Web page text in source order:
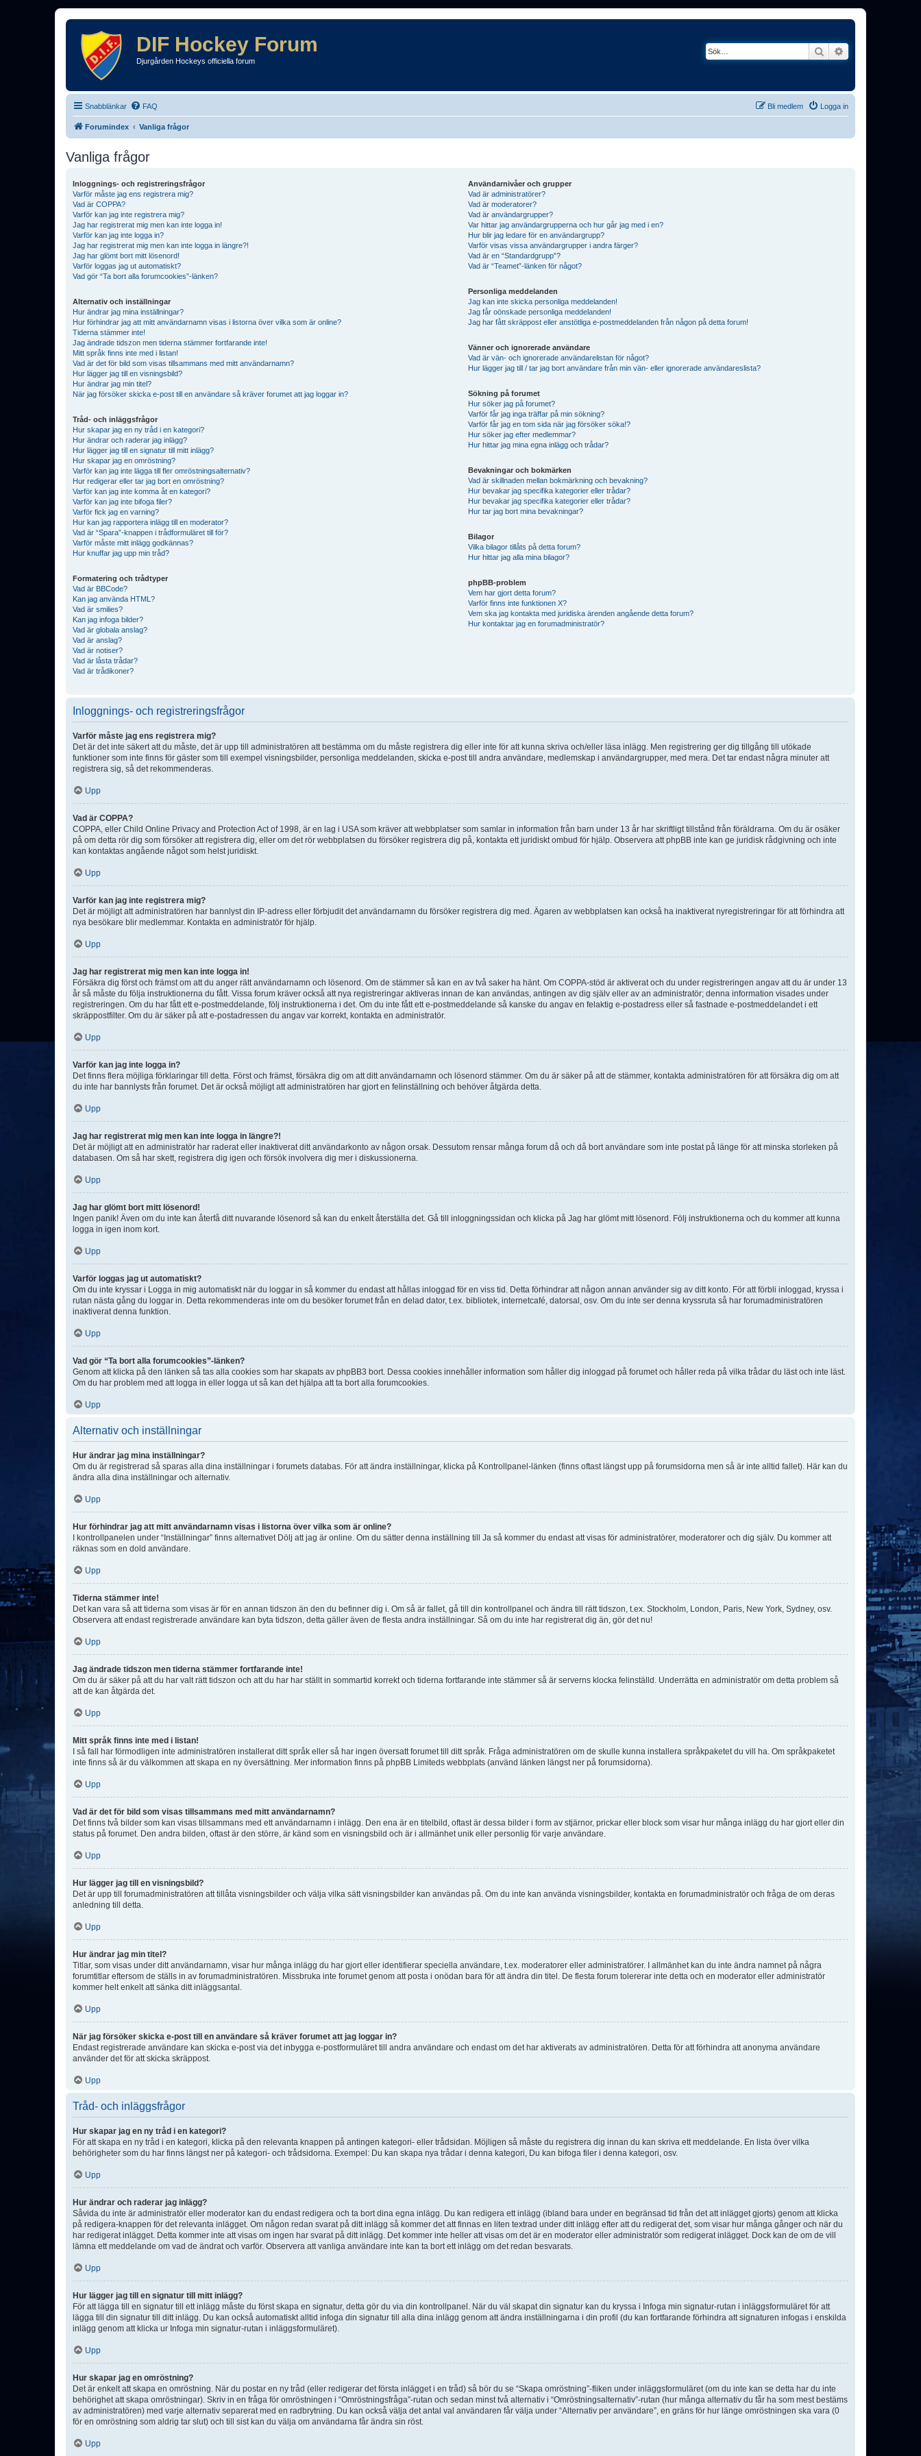
DIF Hockey Forum
Djurgården Hockeys officiella forum
Sök
Snabblänkar FAQ Logga in
Bli medlem
Forumindex Vanliga frågor
Vanliga frågor
Inloggnings- och registreringsfrågor
Varför måste jag ens registrera mig?
Vad är COPPA?
Varför kan jag inte registrera mig?
Jag har registrerat mig men kan inte logga in!
Varför kan jag inte logga in?
Jag har registrerat mig men kan inte logga in längre?!
Jag har glömt bort mitt lösenord!
Varför loggas jag ut automatiskt?
Vad gör “Ta bort alla forumcookies”-länken?
Alternativ och inställningar
Hur ändrar jag mina inställningar?
Hur förhindrar jag att mitt användarnamn visas i listorna över vilka som är online?
Tiderna stämmer inte!
Jag ändrade tidszon men tiderna stämmer fortfarande inte!
Mitt språk finns inte med i listan!
Vad är det för bild som visas tillsammans med mitt användarnamn?
Hur lägger jag till en visningsbild?
Hur ändrar jag min titel?
När jag försöker skicka e-post till en användare så kräver forumet att jag loggar in?
Tråd- och inläggsfrågor
Hur skapar jag en ny tråd i en kategori?
Hur ändrar och raderar jag inlägg?
Hur lägger jag till en signatur till mitt inlägg?
Hur skapar jag en omröstning?
Varför kan jag inte lägga till fler omröstningsalternativ?
Hur redigerar eller tar jag bort en omröstning?
Varför kan jag inte komma åt en kategori?
Varför kan jag inte bifoga filer?
Varför fick jag en varning?
Hur kan jag rapportera inlägg till en moderator?
Vad är “Spara”-knappen i trådformuläret till för?
Varför måste mitt inlägg godkännas?
Hur knuffar jag upp min tråd?
Formatering och trådtyper
Vad är BBCode?
Kan jag använda HTML?
Vad är smilies?
Kan jag infoga bilder?
Vad är globala anslag?
Vad är anslag?
Vad är notiser?
Vad är låsta trådar?
Vad är trådikoner?
Användarnivåer och grupper
Vad är administratörer?
Vad är moderatorer?
Vad är användargrupper?
Var hittar jag användargrupperna och hur går jag med i en?
Hur blir jag ledare för en användargrupp?
Varför visas vissa användargrupper i andra färger?
Vad är en “Standardgrupp”?
Vad är “Teamet”-länken för något?
Personliga meddelanden
Jag kan inte skicka personliga meddelanden!
Jag får oönskade personliga meddelanden!
Jag har fått skräppost eller anstötliga e-postmeddelanden från någon på detta forum!
Vänner och ignorerade användare
Vad är vän- och ignorerade användarelistan för något?
Hur lägger jag till / tar jag bort användare från min vän- eller ignorerade användareslista?
Sökning på forumet
Hur söker jag på forumet?
Varför får jag inga träffar på min sökning?
Varför får jag en tom sida när jag försöker söka!?
Hur söker jag efter medlemmar?
Hur hittar jag mina egna inlägg och trådar?
Bevakningar och bokmärken
Vad är skillnaden mellan bokmärkning och bevakning?
Hur bevakar jag specifika kategorier eller trådar?
Hur bevakar jag specifika kategorier eller trådar?
Hur tar jag bort mina bevakningar?
Bilagor
Vilka bilagor tillåts på detta forum?
Hur hittar jag alla mina bilagor?
phpBB-problem
Vem har gjort detta forum?
Varför finns inte funktionen X?
Vem ska jag kontakta med juridiska ärenden angående detta forum?
Hur kontaktar jag en forumadministratör?
Inloggnings- och registreringsfrågor
Varför måste jag ens registrera mig?
Det är det inte säkert att du måste, det är upp till administratören att bestämma om du måste registrera dig eller inte för att kunna skriva och/eller läsa inlägg. Men registrering ger dig tillgång till utökade
funktioner som inte finns för gäster som till exempel visningsbilder, personliga meddelanden, skicka e-post till andra användare, medlemskap i användargrupper, med mera. Det tar endast några minuter att
registrera sig, så det rekommenderas.
Upp
Vad är COPPA?
COPPA, eller Child Online Privacy and Protection Act of 1998, är en lag i USA som kräver att webbplatser som samlar in information från barn under 13 år har skriftligt tillstånd från föräldrarna. Om du är osäker
på om detta rör dig som försöker att registrera dig, eller om det rör webbplatsen du försöker registrera dig på, kontakta ett juridiskt ombud för hjälp. Observera att phpBB inte kan ge juridisk rådgivning och inte
kan kontaktas angående något som helst juridiskt.
Upp
Varför kan jag inte registrera mig?
Det är möjligt att administratören har bannlyst din IP-adress eller förbjudit det användarnamn du försöker registrera dig med. Ägaren av webbplatsen kan också ha inaktiverat nyregistreringar för att förhindra att
nya besökare blir medlemmar. Kontakta en administratör för hjälp.
Upp
Jag har registrerat mig men kan inte logga in!
Försäkra dig först och främst om att du anger rätt användarnamn och lösenord. Om de stämmer så kan en av två saker ha hänt. Om COPPA-stöd är aktiverat och du under registreringen angav att du är under 13
år så måste du följa instruktionerna du fått. Vissa forum kräver också att nya registreringar aktiveras innan de kan användas, antingen av dig själv eller av an administratör; denna information visades under
registreringen. Om du har fått ett e-postmeddelande, följ instruktionerna i det. Om du inte fått ett e-postmeddelande så kanske du angav en felaktig e-postadress eller så fastnade e-postmeddelandet i ett
skräppostfilter. Om du är säker på att e-postadressen du angav var korrekt, kontakta en administratör.
Upp
Varför kan jag inte logga in?
Det finns flera möjliga förklaringar till detta. Först och främst, försäkra dig om att ditt användarnamn och lösenord stämmer. Om du är säker på att de stämmer, kontakta administratören för att försäkra dig om att
du inte har bannlysts från forumet. Det är också möjligt att administratören har gjort en felinställning och behöver åtgärda detta.
Upp
Jag har registrerat mig men kan inte logga in längre?!
Det är möjligt att en administratör har raderat eller inaktiverat ditt användarkonto av någon orsak. Dessutom rensar många forum då och då bort användare som inte postat på länge för att minska storleken på
databasen. Om så har skett, registrera dig igen och försök involvera dig mer i diskussionerna.
Upp
Jag har glömt bort mitt lösenord!
Ingen panik! Även om du inte kan återfå ditt nuvarande lösenord så kan du enkelt återställa det. Gå till inloggningssidan och klicka på Jag har glömt mitt lösenord. Följ instruktionerna och du kommer att kunna
logga in igen inom kort.
Upp
Varför loggas jag ut automatiskt?
Om du inte kryssar i Logga in mig automatiskt när du loggar in så kommer du endast att hållas inloggad för en viss tid. Detta förhindrar att någon annan använder sig av ditt konto. För att förbli inloggad, kryssa i
rutan nästa gång du loggar in. Detta rekommenderas inte om du besöker forumet från en delad dator, t.ex. bibliotek, internetcafé, datorsal, osv. Om du inte ser denna kryssruta så har forumadministratören
inaktiverat denna funktion.
Upp
Vad gör “Ta bort alla forumcookies”-länken?
Genom att klicka på den länken så tas alla cookies som har skapats av phpBB3 bort. Dessa cookies innehåller information som håller dig inloggad på forumet och håller reda på vilka trådar du läst och inte läst.
Om du har problem med att logga in eller logga ut så kan det hjälpa att ta bort alla forumcookies.
Upp
Alternativ och inställningar
Hur ändrar jag mina inställningar?
Om du är registrerad så sparas alla dina inställningar i forumets databas. För att ändra inställningar, klicka på Kontrollpanel-länken (finns oftast längst upp på forumsidorna men så är inte alltid fallet). Här kan du
ändra alla dina inställningar och alternativ.
Upp
Hur förhindrar jag att mitt användarnamn visas i listorna över vilka som är online?
I kontrollpanelen under “Inställningar” finns alternativet Dölj att jag är online. Om du sätter denna inställning till Ja så kommer du endast att visas för administratörer, moderatorer och dig själv. Du kommer att
räknas som en dold användare.
Upp
Tiderna stämmer inte!
Det kan vara så att tiderna som visas är för en annan tidszon än den du befinner dig i. Om så är fallet, gå till din kontrollpanel och ändra till rätt tidszon, t.ex. Stockholm, London, Paris, New York, Sydney, osv.
Observera att endast registrerade användare kan byta tidszon, detta gäller även de flesta andra inställningar. Så om du inte har registrerat dig än, gör det nu!
Upp
Jag ändrade tidszon men tiderna stämmer fortfarande inte!
Om du är säker på att du har valt rätt tidszon och att du har har ställt in sommartid korrekt och tiderna fortfarande inte stämmer så är serverns klocka felinställd. Underrätta en administratör om detta problem så
att de kan åtgärda det.
Upp
Mitt språk finns inte med i listan!
I så fall har förmodligen inte administratören installerat ditt språk eller så har ingen översatt forumet till ditt språk. Fråga administratören om de skulle kunna installera språkpaketet du vill ha. Om språkpaketet
inte finns så är du välkommen att skapa en ny översättning. Mer information finns på phpBB Limiteds webbplats (använd länken längst ner på forumsidorna).
Upp
Vad är det för bild som visas tillsammans med mitt användarnamn?
Det finns två bilder som kan visas tillsammans med ett användarnamn i inlägg. Den ena är en titelbild, oftast är dessa bilder i form av stjärnor, prickar eller block som visar hur många inlägg du har gjort eller din
status på forumet. Den andra bilden, oftast är den större, är känd som en visningsbild och är i allmänhet unik eller personlig för varje användare.
Upp
Hur lägger jag till en visningsbild?
Det är upp till forumadministratören att tillåta visningsbilder och välja vilka sätt visningsbilder kan användas på. Om du inte kan använda visningsbilder, kontakta en forumadministratör och fråga de om deras
anledning till detta.
Upp
Hur ändrar jag min titel?
Titlar, som visas under ditt användarnamn, visar hur många inlägg du har gjort eller identifierar speciella användare, t.ex. moderatorer eller administratörer. I allmänhet kan du inte ändra namnet på några
forumtitlar eftersom de ställs in av forumadministratören. Missbruka inte forumet genom att posta i onödan bara för att ändra din titel. De flesta forum tolererar inte detta och en moderator eller administratör
kommer helt enkelt att sänka ditt inläggsantal.
Upp
När jag försöker skicka e-post till en användare så kräver forumet att jag loggar in?
Endast registrerade användare kan skicka e-post via det inbygga e-postformuläret till andra användare och endast om det har aktiverats av administratören. Detta för att förhindra att anonyma användare
använder det för att skicka skräppost.
Upp
Tråd- och inläggsfrågor
Hur skapar jag en ny tråd i en kategori?
För att skapa en ny tråd i en kategori, klicka på den relevanta knappen på antingen kategori- eller trådsidan. Möjligen så måste du registrera dig innan du kan skriva ett meddelande. En lista över vilka
behörigheter som du har finns längst ner på kategori- och trådsidorna. Exempel: Du kan skapa nya trådar i denna kategori, Du kan bifoga filer i denna kategori, osv.
Upp
Hur ändrar och raderar jag inlägg?
Såvida du inte är administratör eller moderator kan du endast redigera och ta bort dina egna inlägg. Du kan redigera ett inlägg (ibland bara under en begränsad tid från det att inlägget gjorts) genom att klicka
på redigera-knappen för det relevanta inlägget. Om någon redan svarat på ditt inlägg så kommer det att finnas en liten textrad under ditt inlägg efter att du redigerat det, som visar hur många gånger och när du
har redigerat inlägget. Detta kommer inte att visas om ingen har svarat på ditt inlägg. Det kommer inte heller att visas om det är en moderator eller administratör som redigerat inlägget. Dock kan de om de vill
lämna ett meddelande om vad de ändrat och varför. Observera att vanliga användare inte kan ta bort ett inlägg om det redan besvarats.
Upp
Hur lägger jag till en signatur till mitt inlägg?
För att lägga till en signatur till ett inlägg måste du först skapa en signatur, detta gör du via din kontrollpanel. När du väl skapat din signatur kan du kryssa i Infoga min signatur-rutan i inläggsformuläret för att
lägga till din signatur till ditt inlägg. Du kan också automatiskt alltid infoga din signatur till alla dina inlägg genom att ändra inställningarna i din profil (du kan fortfarande förhindra att signaturen infogas i enskilda
inlägg genom att klicka ur Infoga min signatur-rutan i inläggsformuläret).
Upp
Hur skapar jag en omröstning?
Det är enkelt att skapa en omröstning. När du postar en ny tråd (eller redigerar det första inlägget i en tråd) så bör du se “Skapa omröstning”-fliken under inläggsformuläret (om du inte kan se detta har du inte
behörighet att skapa omröstningar). Skriv in en fråga för omröstningen i “Omröstningsfråga”-rutan och sedan minst två alternativ i “Omröstningsalternativ”-rutan (hur många alternativ du får ha som mest bestäms
av administratören) med varje alternativ separerat med en radbrytning. Du kan också välja det antal val användaren får välja under “Alternativ per användare”, en gräns för hur länge omröstningen ska vara (0
för en omröstning som aldrig tar slut) och till sist kan du välja om användarna får ändra sin röst.
Upp